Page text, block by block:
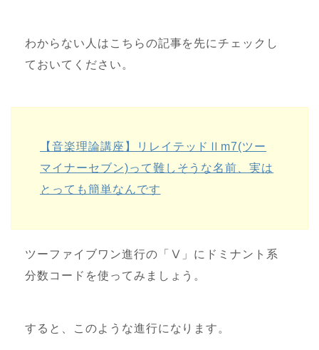
わからない人はこちらの記事を先にチェックし
ておいてください。
【音楽理論講座】リレイテッドⅡm7(ツー
マイナーセブン)って難しそうな名前、実は
とっても簡単なんです
ツーファイブワン進行の「Ⅴ」にドミナント系
分数コードを使ってみましょう。
すると、このような進行になります。